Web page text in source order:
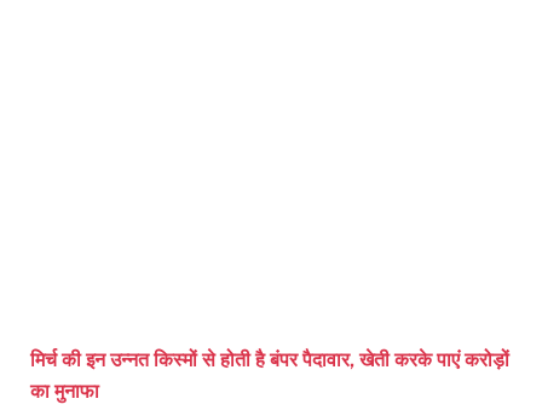
मिर्च की इन उन्नत किस्मों से होती है बंपर पैदावार, खेती करके पाएं करोड़ों
का मुनाफा